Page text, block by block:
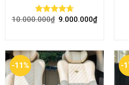
Rated 4.68
10.000.000₫ 9.000.000₫
-11% -